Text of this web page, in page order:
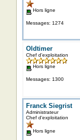
Hors ligne
Messages: 1274
Oldtimer
Chef d'exploitation
Hors ligne
Messages: 1300
Franck Siegrist
Administrateur
Chef d'exploitation
Hors ligne